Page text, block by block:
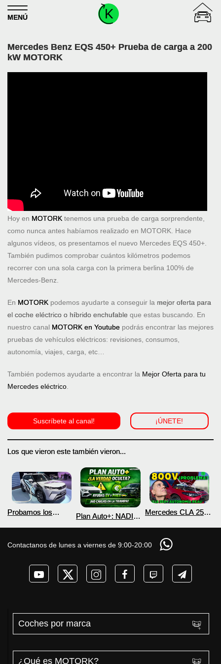
Skip to content
MENÚ
Mercedes Benz EQS 450+ Prueba de carga a 200
kW MOTORK
Hoy en MOTORK tenemos una prueba de carga sorprendente,
como nunca antes habíamos realizado en MOTORK. Hace
algunos vídeos, os presentamos el nuevo Mercedes EQS 450+.
También pudimos comprobar cuántos kilómetros podemos
recorrer con una sola carga con la primera berlina 100% de
Mercedes-Benz.
En MOTORK podemos ayudarte a conseguir la mejor oferta para
el coche eléctrico o híbrido enchufable que estas buscando. En
nuestro canal MOTORK en Youtube podrás encontrar las mejores
pruebas de vehículos eléctricos: revisiones, consumos,
autonomía, viajes, carga, etc…
También podemos ayudarte a encontrar la Mejor Oferta para tu
Mercedes eléctrico.
Suscríbete al canal! ¡ÚNETE!
Los que vieron este también vieron...
Probamos los
DM-i y EV con más
Plan Auto+: NADIE
coches eléctricos y
PHEV 2026
Mercedes CLA 250+
COCHE que NO lo
necesita? PRUEBA
de AUTONOMÍA
Contactanos de lunes a viernes de 9:00-20:00
Coches por marca
¿Qué es MOTORK?